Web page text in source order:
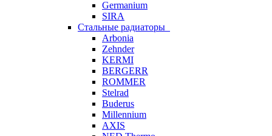
Germanium
SIRA
Стальные радиаторы
Arbonia
Zehnder
KERMI
BERGERR
ROMMER
Stelrad
Buderus
Millennium
AXIS